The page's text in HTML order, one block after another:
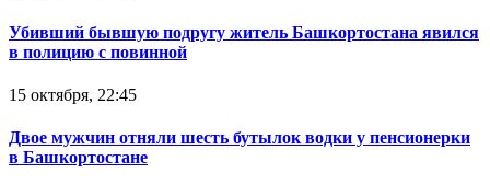
Убивший бывшую подругу житель Башкортостана явился
в полицию с повинной
15 октября, 22:45
Двое мужчин отняли шесть бутылок водки у пенсионерки
в Башкортостане